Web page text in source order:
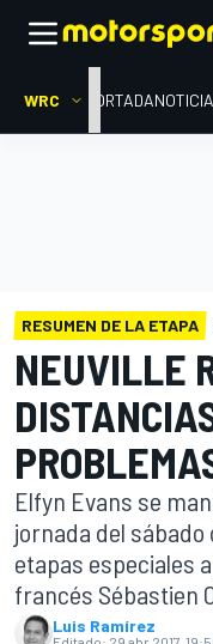
WRC PORTADA
RESUMEN DE LA ETAPA
NEUVILLE
Elfyn Evans se
jornada del sábado
etapas especiales
francés Sébastien
Luis Ramírez